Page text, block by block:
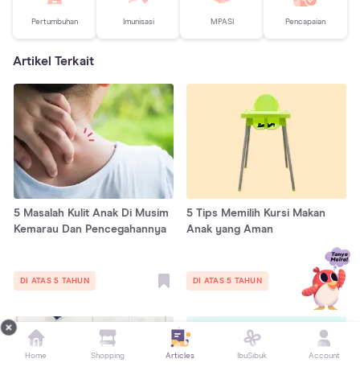
Pertumbuhan Imunisasi MPASI Pencapaian
Artikel Terkait
5 Masalah Kulit Anak Di Musim
Kemarau Dan Pencegahannya
DI ATAS 5 TAHUN
5 Tips Memilih Kursi Makan
Anak yang Aman
DI ATAS 5 TAHUN
Home Shopping Articles IbuSibuk Account